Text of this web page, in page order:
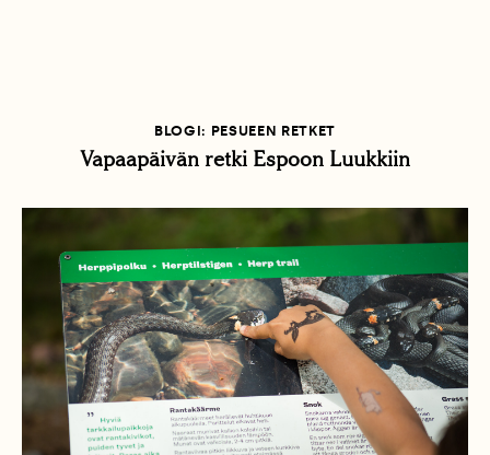
BLOGI: PESUEEN RETKET
Vapaapäivän retki Espoon Luukkiin